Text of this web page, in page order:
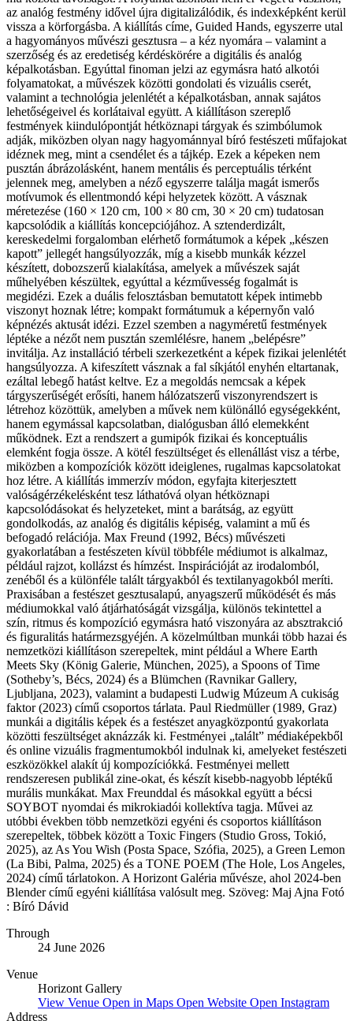
az analóg festmény idővel újra digitalizálódik, és indexképként kerül
vissza a körforgásba. A kiállítás címe, Guided Hands, egyszerre utal
a hagyományos művészi gesztusra – a kéz nyomára – valamint a
szerzőség és az eredetiség kérdéskörére a digitális és analóg
képalkotásban. Egyúttal finoman jelzi az egymásra ható alkotói
folyamatokat, a művészek közötti gondolati és vizuális cserét,
valamint a technológia jelenlétét a képalkotásban, annak sajátos
lehetőségeivel és korlátaival együtt. A kiállításon szereplő
festmények kiindulópontját hétköznapi tárgyak és szimbólumok
adják, miközben olyan nagy hagyománnyal bíró festészeti műfajokat
idéznek meg, mint a csendélet és a tájkép. Ezek a képeken nem
pusztán ábrázolásként, hanem mentális és perceptuális térként
jelennek meg, amelyben a néző egyszerre találja magát ismerős
motívumok és ellentmondó képi helyzetek között. A vásznak
méretezése (160 × 120 cm, 100 × 80 cm, 30 × 20 cm) tudatosan
kapcsolódik a kiállítás koncepciójához. A sztenderdizált,
kereskedelmi forgalomban elérhető formátumok a képek „készen
kapott” jellegét hangsúlyozzák, míg a kisebb munkák kézzel
készített, dobozszerű kialakítása, amelyek a művészek saját
műhelyében készültek, egyúttal a kézművesség fogalmát is
megidézi. Ezek a duális felosztásban bemutatott képek intimebb
viszonyt hoznak létre; kompakt formátumuk a képernyőn való
képnézés aktusát idézi. Ezzel szemben a nagyméretű festmények
léptéke a nézőt nem pusztán szemlélésre, hanem „belépésre”
invitálja. Az installáció térbeli szerkezetként a képek fizikai jelenlétét
hangsúlyozza. A kifeszített vásznak a fal síkjától enyhén eltartanak,
ezáltal lebegő hatást keltve. Ez a megoldás nemcsak a képek
tárgyszerűségét erősíti, hanem hálózatszerű viszonyrendszert is
létrehoz közöttük, amelyben a művek nem különálló egységekként,
hanem egymással kapcsolatban, dialógusban álló elemekként
működnek. Ezt a rendszert a gumipók fizikai és konceptuális
elemként fogja össze. A kötél feszültséget és ellenállást visz a térbe,
miközben a kompozíciók között ideiglenes, rugalmas kapcsolatokat
hoz létre. A kiállítás immerzív módon, egyfajta kiterjesztett
valóságérzékelésként tesz láthatóvá olyan hétköznapi
kapcsolódásokat és helyzeteket, mint a barátság, az együtt
gondolkodás, az analóg és digitális képiség, valamint a mű és
befogadó relációja. Max Freund (1992, Bécs) művészeti
gyakorlatában a festészeten kívül többféle médiumot is alkalmaz,
például rajzot, kollázst és hímzést. Inspirációját az irodalomból,
zenéből és a különféle talált tárgyakból és textilanyagokból meríti.
Praxisában a festészet gesztusalapú, anyagszerű működését és más
médiumokkal való átjárhatóságát vizsgálja, különös tekintettel a
szín, ritmus és kompozíció egymásra ható viszonyára az absztrakció
és figuralitás határmezsgyéjén. A közelmúltban munkái több hazai és
nemzetközi kiállításon szerepeltek, mint például a Where Earth
Meets Sky (König Galerie, München, 2025), a Spoons of Time
(Sotheby’s, Bécs, 2024) és a Blümchen (Ravnikar Gallery,
Ljubljana, 2023), valamint a budapesti Ludwig Múzeum A cukiság
faktor (2023) című csoportos tárlata. Paul Riedmüller (1989, Graz)
munkái a digitális képek és a festészet anyagközpontú gyakorlata
közötti feszültséget aknázzák ki. Festményei „talált” médiaképekből
és online vizuális fragmentumokból indulnak ki, amelyeket festészeti
eszközökkel alakít új kompozíciókká. Festményei mellett
rendszeresen publikál zine-okat, és készít kisebb-nagyobb léptékű
murális munkákat. Max Freunddal és másokkal együtt a bécsi
SOYBOT nyomdai és mikrokiadói kollektíva tagja. Művei az
utóbbi években több nemzetközi egyéni és csoportos kiállításon
szerepeltek, többek között a Toxic Fingers (Studio Gross, Tokió,
2025), az As You Wish (Posta Space, Szófia, 2025), a Green Lemon
(La Bibi, Palma, 2025) és a TONE POEM (The Hole, Los Angeles,
2024) című tárlatokon. A Horizont Galéria művésze, ahol 2024-ben
Blender című egyéni kiállítása valósult meg. Szöveg: Maj Ajna Fotó
: Bíró Dávid
Through
24 June 2026
Venue
Horizont Gallery
View Venue Open in Maps Open Website Open Instagram
Address